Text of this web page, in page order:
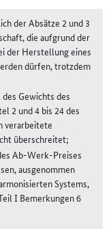
der Absätze 2 und 3
die aufgrund der
der Herstellung eines
dürfen, trotzdem
Gewichts des
2 und 4 bis 24 des
verarbeitete
überschreitet;
Ab-Werk-Preises
ausgenommen
Systems,
I Bemerkungen 6